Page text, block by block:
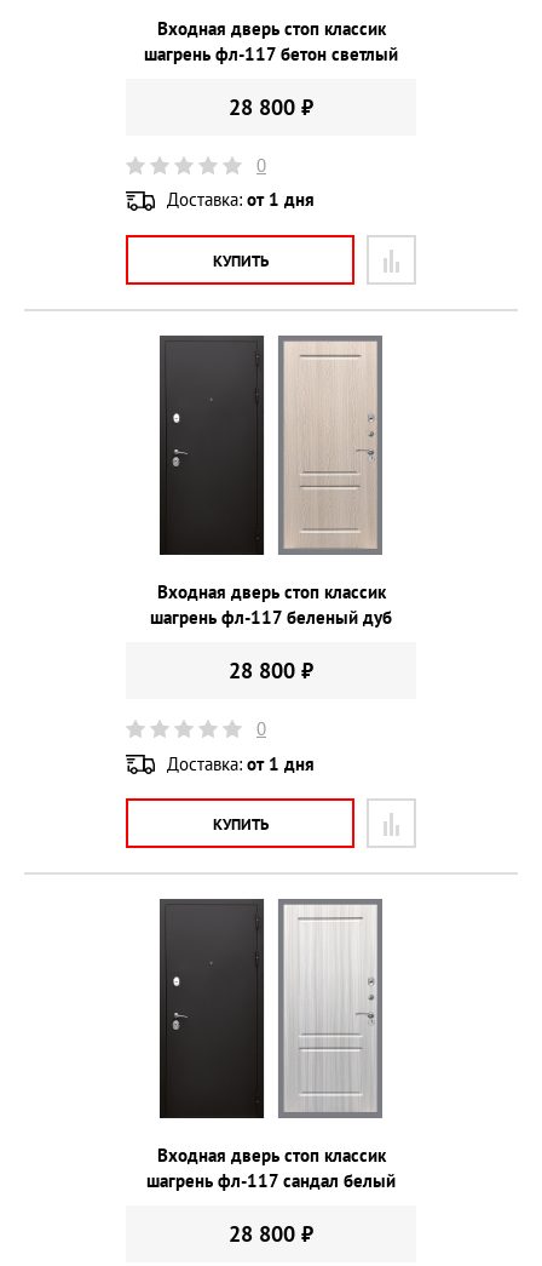
Входная дверь стоп классик
шагрень фл-117 бетон светлый
28 800 ₽
0
Доставка: от 1 дня
КУПИТЬ
Входная дверь стоп классик
шагрень фл-117 беленый дуб
28 800 ₽
0
Доставка: от 1 дня
КУПИТЬ
Входная дверь стоп классик
шагрень фл-117 сандал белый
28 800 ₽